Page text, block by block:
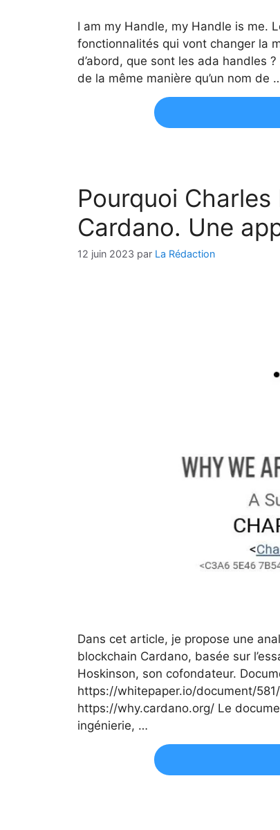
I am my Handle, my Handle is me.
fonctionnalités qui vont changer la
d’abord, que sont les ada handles
de la même manière qu’un nom de
Pourquoi
Cardano. Une
12 juin 2023 par La Rédaction
Dans cet article, je propose une
blockchain Cardano, basée sur
Hoskinson, son cofondateur.
https://whitepaper.io/document/
https://why.cardano.org/ Le
ingénierie, …